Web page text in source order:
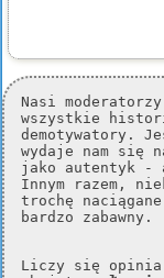
Nasi
wszystkie
demotywatory.
wydaje nam się
jako autentyk -
Innym razem,
trochę
bardzo zabawny.
Liczy się opinia